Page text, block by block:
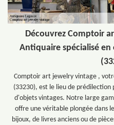
Découvrez Comptoir
Antiquaire spécialisé en
Comptoir art jewelry vintage ,
(33230), est le lieu de
d'objets vintages. Notre large
offre une véritable plongée dans
bijoux, de livres anciens ou de